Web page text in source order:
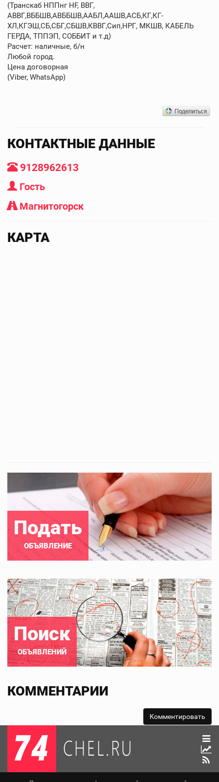
(Транскаб НППнг HF, ВВГ,
АВВГ,ВББШВ,АВББШВ,ААБЛ,ААШВ,АСБ,КГ,КГ-
ХЛ,КГЭШ,СБ,СБГ,СБШВ,КВВГ,Сип,НРГ, МКШВ, КАБЕЛЬ
ГЕРДА, ТППЭП, СОББИТ и т.д)
Расчет: наличные, б/н
Любой город.
Цена договорная
(Viber, WhatsApp)
КОНТАКТНЫЕ ДАННЫЕ
9128962613
Гость
Магнитогорск
КАРТА
Подать
ОБЪЯВЛЕНИЕ
Поиск
ОБЪЯВЛЕНИЙ
КОММЕНТАРИИ